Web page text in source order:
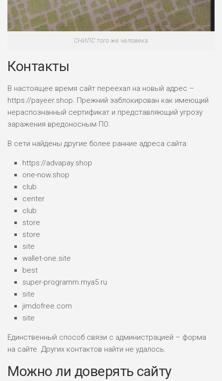
СНИЛС того же человека
Контакты
В настоящее время сайт переехал на новый адрес –
https://payeer.shop. Прежний заблокирован как имеющий
нераспознанный сертификат и представляющий угрозу
заражения вредоносным ПО.
В сети найдены другие более ранние адреса сайта:
https://advapay.shop
one-now.shop
club
center
club
store
store
site
wallet-one.site
best
super-programm.mya5.ru
site
jimdofree.com
site
Единственный способ связи с администрацией – форма
на сайте. Других контактов найти не удалось.
Можно ли доверять сайту